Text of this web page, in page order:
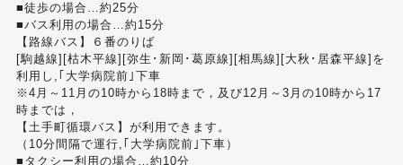
■徒歩の場合…約25分
■バス利用の場合…約15分
【路線バス】６番のりば
[駒越線][枯木平線][弥生･新岡･葛原線][相馬線][大秋･居森平線]を
利用し,｢大学病院前｣下車
※4月～11月の10時から18時まで，及び12月～3月の10時から17
時までは，
【土手町循環バス】が利用できます。
（10分間隔で運行,｢大学病院前｣下車）
■タクシー利用の場合…約10分